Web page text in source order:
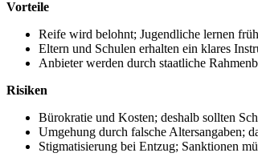
Vorteile
Reife wird belohnt; Jugendliche lernen
Eltern und Schulen erhalten ein klares
Anbieter werden durch staatliche
Risiken
Bürokratie und Kosten; deshalb sollten
Umgehung durch falsche Altersangaben;
Stigmatisierung bei Entzug; Sanktionen